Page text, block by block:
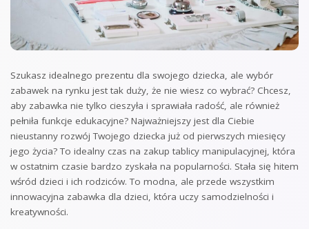
Szukasz idealnego prezentu dla swojego dziecka, ale wybór
zabawek na rynku jest tak duży, że nie wiesz co wybrać? Chcesz,
aby zabawka nie tylko cieszyła i sprawiała radość, ale również
pełniła funkcje edukacyjne? Najważniejszy jest dla Ciebie
nieustanny rozwój Twojego dziecka już od pierwszych miesięcy
jego życia? To idealny czas na zakup tablicy manipulacyjnej, która
w ostatnim czasie bardzo zyskała na popularności. Stała się hitem
wśród dzieci i ich rodziców. To modna, ale przede wszystkim
innowacyjna zabawka dla dzieci, która uczy samodzielności i
kreatywności.